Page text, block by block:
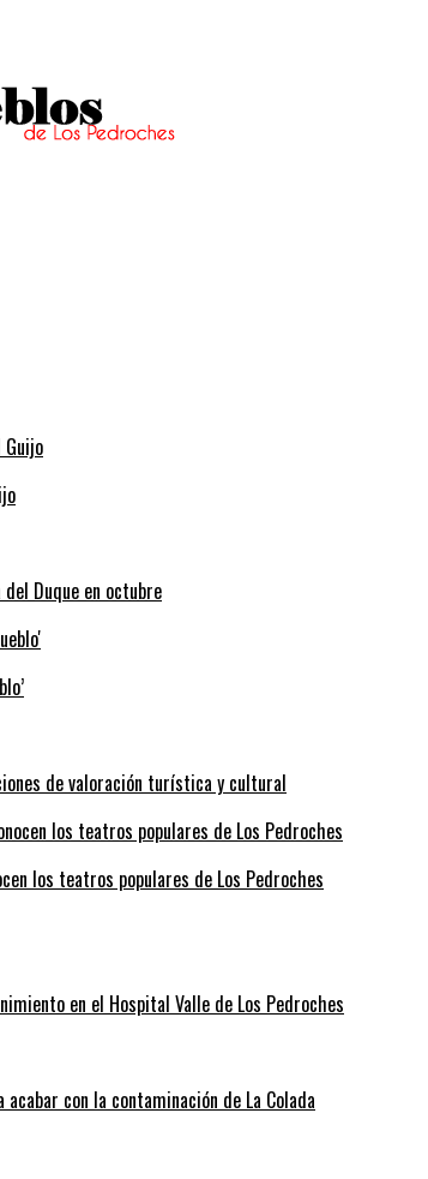
del Duque en octubre
de valoración turística y cultural
los teatros populares de Los Pedroches
en el Hospital Valle de Los Pedroches
con la contaminación de La Colada